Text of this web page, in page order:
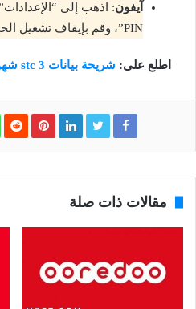
آيفون
PIN”، وقم بإيقاف تشغيل الحماية برمز PIN.
اطلع على: شريحة بيانات stc 3 شهور
مقالات ذات صلة